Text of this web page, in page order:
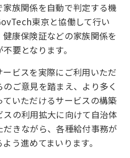
族関係を自動で判定する機
東京と協働して行い
康保険証などの家族関係を
要となります。
ビスを実際にご利用いただ
ご意見を踏まえ、より多く
いただけるサービスの構築
の利用拡大に向けて自治体
きながら、各種給付事務が
う進めてまいります。